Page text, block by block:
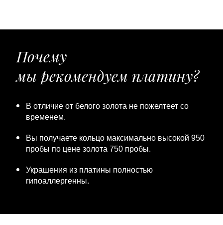
Почему
мы рекомендуем платину?
В отличие от белого золота не пожелтеет со
временем.
Вы получаете кольцо максимально высокой 950
пробы по цене золота 750 пробы.
Украшения из платины полностью
гипоаллергенны.